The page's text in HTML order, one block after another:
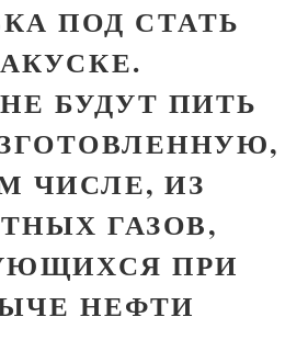
ПОД СТАТЬ
БУДУТ ПИТЬ
ЧИСЛЕ, ИЗ
ГАЗОВ,
ПРИ
НЕФТИ